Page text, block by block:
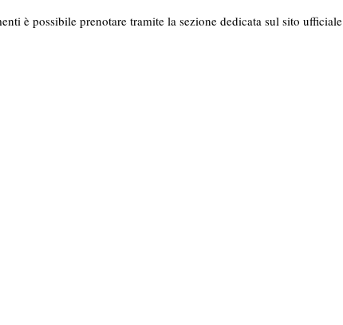
è possibile prenotare tramite la sezione dedicata sul sito ufficiale